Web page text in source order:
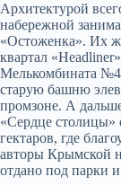
Архитектурой
набережной
«Остоженка». Их
квартал
Мелькомбината
старую башню
промзоне. А
«Сердце
гектаров, где
авторы Крымской
отдано под парки и